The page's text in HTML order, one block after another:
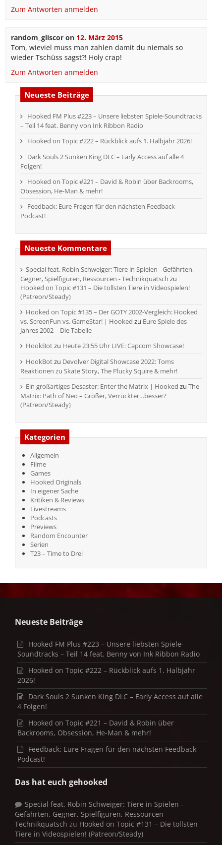
Zum Antworten anmelden
random_gliscoron 12. März 2015
Tom, wieviel muss man zahlen damit du niemals so
wieder Tschüss sagst?! Holy crap!
Zum Antworten anmelden
Neueste Beiträge
Hooked FM Plus #223 – Unsere liebsten Spiele-Soundtracks
– Teil 14 feat. Benny von Ink Ribbon Radio
Hooked on Topic #222 – Rückblick aufs 1. Halbjahr 2026!
Dark Souls 2 Sunken King DLC – Early Access auf alle 4
Folgen!
Hooked on Topic #221 – David & Robin über Backrooms,
Obsession, He-Man & mehr!
Feedback: Eure Fragen für den nächsten Feedback-
Podcast!
Neueste Kommentare
Special feat. Robin Schweiger: Tiere in Spielen - Gefährten,
Gegner, Spielfiguren, Ressourcen - Technikquatsch zu
Hooked on Topic #131 – Die tollsten Tiere in Videospielen!
(Patreon/Steady)
Hooked on Topic #135 – Der GOTY 2002-Vergleich: Hooked
vs. ScreenFun vs. GameStar! | Hooked zu Eure Spiele des
Jahres 2002 – Die Tabelle
HookBotzu Heute 23:55 Uhr LIVE: Capcom Showcase!
HookBotzu Devolver Digital Showcase 2022: Toms
Reaktionen zu Skate Story, The Plucky Squire & mehr!
Ein großartiges Desaster: Enter the Matrix | Hooked zu The
Matrix: Path of Neo – Größer, Verrückter…besser?
(Patreon/Steady)
Kategorien
Allgemein
Filme
Games
Hooked Originals
In eigener Sache
Kritiken & Reviews
Livestreams
Podcasts
Previews
Random Encounter
Serien
T23 – Time to Drei
Neueste Beiträge
Hooked FM Plus #223 – Unsere liebsten Spiele-
Soundtracks – Teil 14 feat. Benny von Ink Ribbon Radio
Hooked on Topic #222 – Rückblick aufs 1. Halbjahr
2026!
Dark Souls 2 Sunken King DLC – Early Access auf alle
4 Folgen!
Hooked on Topic #221 – David & Robin über
Backrooms, Obsession, He-Man & mehr!
Feedback: Eure Fragen für den nächsten Feedback-
Podcast!
Das hat euch gehooked
Special feat. Robin Schweiger: Tiere in Spielen -
Gefährten, Gegner, Spielfiguren, Ressourcen -
Technikquatsch zu Hooked on Topic #131 – Die tollsten
Tiere in Videospielen! (Patreon/Steady)